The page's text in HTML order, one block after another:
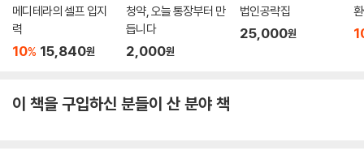
메디테라의 셀프 입지
력
10% 15,840원
청약, 오늘 통장부터 만
듭니다
2,000원
법인공략집
25,000원
이 책을 구입하신 분들이 산 분야 책